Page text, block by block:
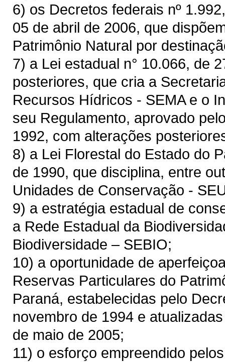
6) os Decretos federais nº
05 de abril de 2006, que
Patrimônio Natural por
7) a Lei estadual n° 10.066, de
posteriores, que cria a
Recursos Hídricos - SEMA e o
seu Regulamento, aprovado
1992, com alterações
8) a Lei Florestal do Estado do
de 1990, que disciplina, entre
Unidades de Conservação -
9) a estratégia estadual de
a Rede Estadual da
Biodiversidade – SEBIO;
10) a oportunidade de
Reservas Particulares do
Paraná, estabelecidas pelo
novembro de 1994 e
de maio de 2005;
11) o esforço empreendido